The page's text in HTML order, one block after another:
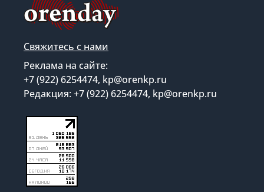
Свяжитесь с нами
Реклама на сайте:
+7 (922) 6254474, kp@orenkp.ru
Редакция: +7 (922) 6254474, kp@orenkp.ru